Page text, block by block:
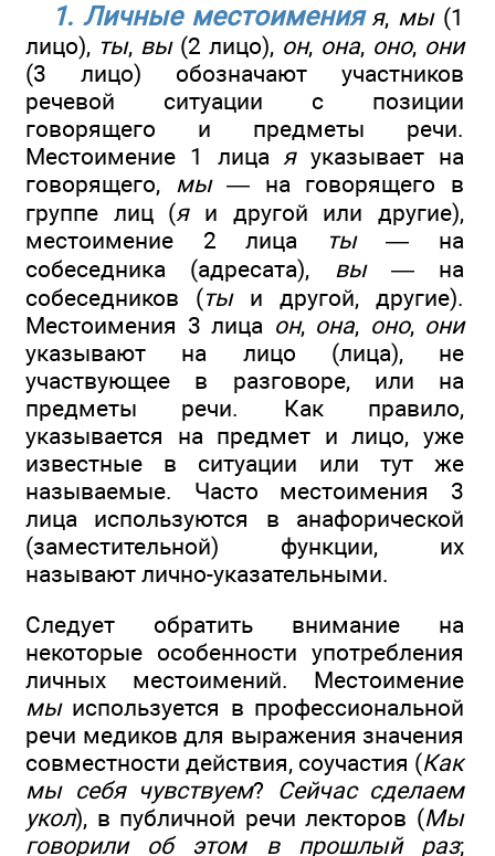
1. Личные местоименияя, мы(1
лицо), ты, вы(2 лицо), он, она, оно, они
(3 лицо) обозначают участников
речевой ситуации с позиции
говорящего и предметы речи.
Местоимение 1 лицаяуказывает на
говорящего, мы— на говорящего в
группе лиц (яи другой или другие),
местоимение 2 лица
ты— на
собеседника (адресата), вы— на
собеседников (тыи другой, другие).
Местоимения 3 лица он, она, оно, они
указывают на лицо (лица), не
участвующее в разговоре, или на
предметы речи. Как правило,
указывается на предмет и лицо, уже
известные в ситуации или тут же
называемые. Часто местоимения 3
лица используются в анафорической
(заместительной) функции, их
называют лично-указательными.
Следует обратить внимание на
некоторые особенности употребления
личных местоимений. Местоимение
мыиспользуется в профессиональной
речи медиков для выражения значения
совместности действия, соучастия (Как
мы себя чувствуем? Сейчас сделаем
укол), в публичной речи лекторов (Мы
говорили об этом в прошлый раз;